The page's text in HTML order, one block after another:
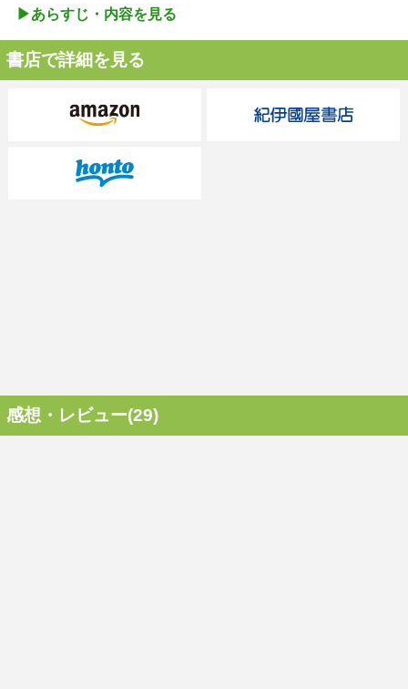
▶︎あらすじ・内容を見る
書店で詳細を見る
感想・レビュー(29)